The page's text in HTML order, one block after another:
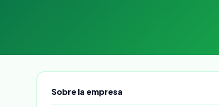
Sobre la empresa